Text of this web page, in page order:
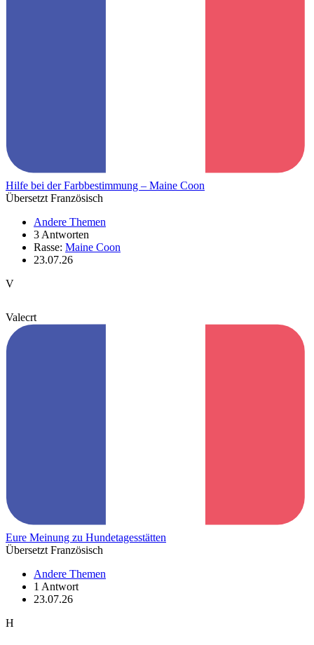
Hilfe bei der Farbbestimmung – Maine Coon
Übersetzt Französisch
Andere Themen
3 Antworten
Rasse: Maine Coon
23.07.26
V
Valecrt
Eure Meinung zu Hundetagesstätten
Übersetzt Französisch
Andere Themen
1 Antwort
23.07.26
H